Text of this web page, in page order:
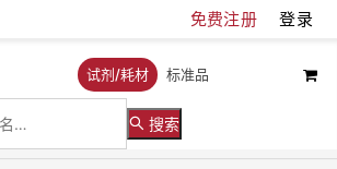
免费注册 登录
试剂/耗材 标准品
搜索